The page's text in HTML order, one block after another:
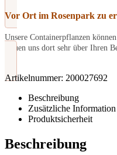
Vor Ort im Rosenpark zu
Unsere Containerpflanzen
freuen uns dort sehr über Ihren
Artikelnummer: 200027692
Beschreibung
Zusätzliche Information
Produktsicherheit
Beschreibung